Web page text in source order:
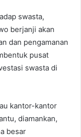
swasta,
berjanji akan
dan pengamanan
pusat
swasta di
kantor-kantor
diamankan,
besar